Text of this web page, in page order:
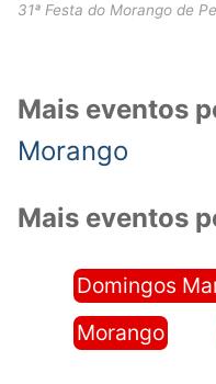
31ª Festa do Morango de
Mais eventos
Morango
Mais eventos
Domingos
Morango